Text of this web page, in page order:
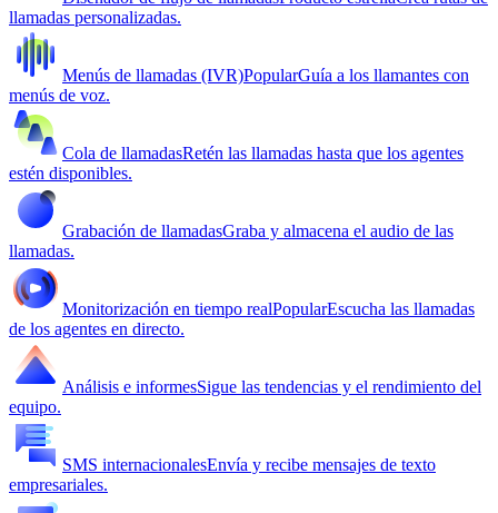
llamadas personalizadas.
Menús de llamadas (IVR)PopularGuía a los llamantes con
menús de voz.
Cola de llamadasRetén las llamadas hasta que los agentes
estén disponibles.
Grabación de llamadasGraba y almacena el audio de las
llamadas.
Monitorización en tiempo realPopularEscucha las llamadas
de los agentes en directo.
Análisis e informesSigue las tendencias y el rendimiento del
equipo.
SMS internacionalesEnvía y recibe mensajes de texto
empresariales.